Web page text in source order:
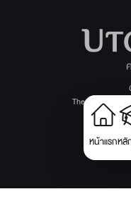
หน้าแรกหลั
The University
นโยบาย